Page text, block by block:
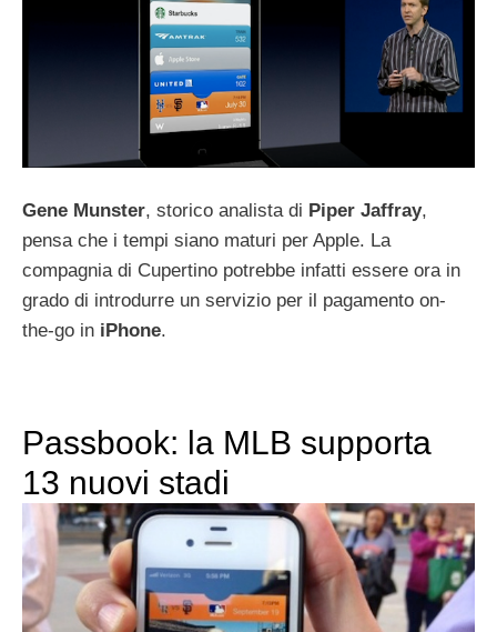
Gene Munster, storico analista di Piper Jaffray,
pensa che i tempi siano maturi per Apple. La
compagnia di Cupertino potrebbe infatti essere ora in
grado di introdurre un servizio per il pagamento on-
the-go in iPhone.
Passbook: la MLB supporta
13 nuovi stadi